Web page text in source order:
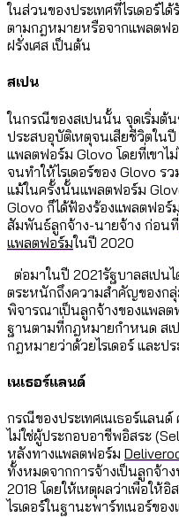
ในส่วนของประเทศที่ไรเดอร์ไ
ตามกฎหมายหรือจากแพลตฟอ
ฝรั่งเศส เป็นต้น
สเปน
ในกรณีของสเปนนั้น จุดเริ่มต้
ประสบอุบัติเหตุจนเสียชีวิตในปี
แพลตฟอร์ม Glovo โดยที่เขาไ
จนทำให้ไรเดอร์ของ Glovo ร
แม้ในครั้งนั้นแพลตฟอร์ม
Glovo ก็ได้ฟ้องร้องแพลตฟอร์
สัมพันธ์ลูกจ้าง-นายจ้าง ก่อนที่
แพลตฟอร์มในปี 2020
ต่อมาในปี 2021รัฐบาลสเปน
ตระหนักถึงความสำคัญของกลุ่
พิจารณาเป็นลูกจ้างของแพลต
ฐานตามที่กฎหมายกำหนด สเ
กฎหมายว่าด้วยไรเดอร์ และป
เนเธอร์แลนด์
กรณีของประเทศเนเธอร์แลนด์
ไม่ใช่ผู้ประกอบอาชีพอิสระ
หลังทางแพลตฟอร์ม
ทั้งหมดจากการจ้างเป็นลูกจ้
2018 โดยให้เหตุผลว่าเพื่อให้
ไรเดอร์ในฐานะพาร์ทเนอร์ขอ